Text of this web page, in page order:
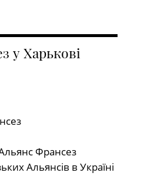
у Харькові
Франсез
Альянсів в Україні